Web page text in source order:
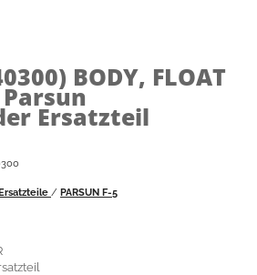
BODY, FLOAT
Parsun
Ersatzteil
/ PARSUN F-5